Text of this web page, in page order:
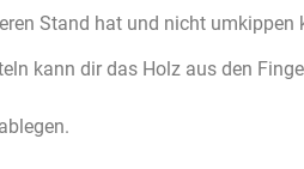
Stand hat und nicht umkippen
kann dir das Holz aus den